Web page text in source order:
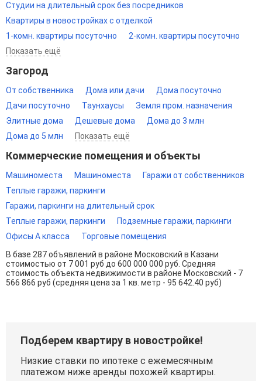
Студии на длительный срок без посредников
Квартиры в новостройках с отделкой
1-комн. квартиры посуточно
2-комн. квартиры посуточно
Показать ещё
Загород
От собственника Дома или дачи
Дома посуточно
Дачи посуточно
Таунхаусы
Земля пром. назначения
Элитные дома
Дешевые дома
Дома до 3 млн
Дома до 5 млн
Показать ещё
Коммерческие помещения и объекты
Машиноместа Машиноместа
Гаражи от собственников
Теплые гаражи, паркинги
Гаражи, паркинги на длительный срок
Теплые гаражи, паркинги
Подземные гаражи, паркинги
Офисы A класса
Торговые помещения
В базе 287 объявлений в районе Московский в Казани
стоимостью от 7 001 руб до 600 000 000 руб. Средняя
стоимость объекта недвижимости в районе Московский - 7
566 866 руб (средняя цена за 1 кв. метр - 95 642.40 руб)
Подберем квартиру в новостройке!
Низкие ставки по ипотеке с ежемесячным
платежом ниже аренды похожей квартиры.